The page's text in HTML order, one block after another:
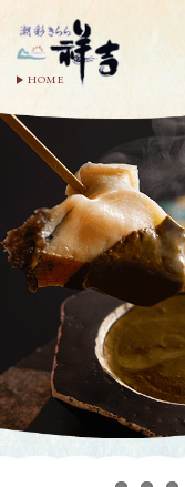
HOME 夏会席
【夏の味
職人が目